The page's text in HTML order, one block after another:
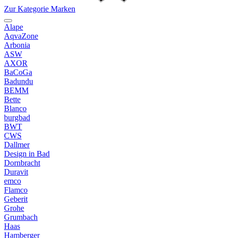
Zur Kategorie Marken
Alape
AqvaZone
Arbonia
ASW
AXOR
BaCoGa
Badundu
BEMM
Bette
Blanco
burgbad
BWT
CWS
Dallmer
Design in Bad
Dornbracht
Duravit
emco
Flamco
Geberit
Grohe
Grumbach
Haas
Hamberger